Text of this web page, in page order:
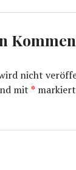
nicht
mit* markiert